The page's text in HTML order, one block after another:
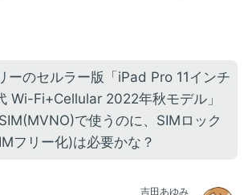
ーのセルラー版「iPad Pro 11インチ
Wi-Fi+Cellular 2022年秋モデル」
で使うのに、SIMロック
フリー化)は必要かな？
吉田あゆみ